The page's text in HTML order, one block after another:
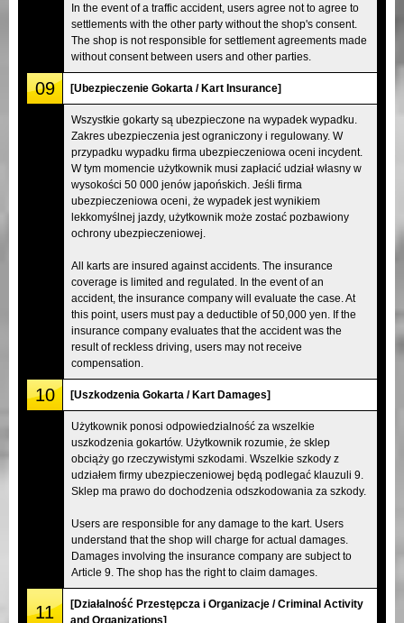
In the event of a traffic accident, users agree not to agree to
settlements with the other party without the shop's consent.
The shop is not responsible for settlement agreements made
without consent between users and other parties.
09 [Ubezpieczenie Gokarta / Kart Insurance]
Wszystkie gokarty są ubezpieczone na wypadek wypadku.
Zakres ubezpieczenia jest ograniczony i regulowany. W
przypadku wypadku firma ubezpieczeniowa oceni incydent.
W tym momencie użytkownik musi zapłacić udział własny w
wysokości 50 000 jenów japońskich. Jeśli firma
ubezpieczeniowa oceni, że wypadek jest wynikiem
lekkomyślnej jazdy, użytkownik może zostać pozbawiony
ochrony ubezpieczeniowej.
All karts are insured against accidents. The insurance
coverage is limited and regulated. In the event of an
accident, the insurance company will evaluate the case. At
this point, users must pay a deductible of 50,000 yen. If the
insurance company evaluates that the accident was the
result of reckless driving, users may not receive
compensation.
10 [Uszkodzenia Gokarta / Kart Damages]
Użytkownik ponosi odpowiedzialność za wszelkie
uszkodzenia gokartów. Użytkownik rozumie, że sklep
obciąży go rzeczywistymi szkodami. Wszelkie szkody z
udziałem firmy ubezpieczeniowej będą podlegać klauzuli 9.
Sklep ma prawo do dochodzenia odszkodowania za szkody.
Users are responsible for any damage to the kart. Users
understand that the shop will charge for actual damages.
Damages involving the insurance company are subject to
Article 9. The shop has the right to claim damages.
11
[Działalność Przestępcza i Organizacje / Criminal Activity
and Organizations]